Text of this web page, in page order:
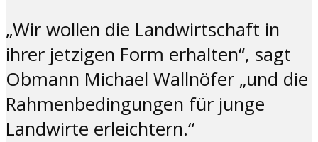
„Wir wollen die Landwirtschaft in
ihrer jetzigen Form erhalten“, sagt
Obmann Michael Wallnöfer „und die
Rahmenbedingungen für junge
Landwirte erleichtern.“